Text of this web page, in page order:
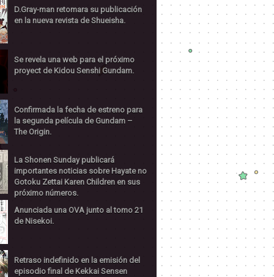
D.Gray-man retomara su publicación
en la nueva revista de Shueisha.
Se revela una web para el próximo
proyect de Kidou Senshi Gundam.
Confirmada la fecha de estreno para
la segunda película de Gundam –
The Origin.
La Shonen Sunday publicará
importantes noticias sobre Hayate no
Gotoku Zettai Karen Children en sus
próximo números.
Anunciada una OVA junto al tomo 21
de Nisekoi.
Retraso indefinido en la emisión del
episodio final de Kekkai Sensen